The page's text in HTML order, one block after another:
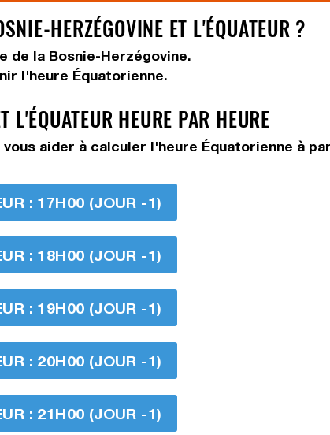
HERZÉGOVINE ET L'ÉQUATEUR ?
de la Bosnie-Herzégovine.
l'heure Équatorienne.
L'ÉQUATEUR HEURE PAR HEURE
aider à calculer l'heure Équatorienne à
: 17H00 (JOUR -1)
: 18H00 (JOUR -1)
: 19H00 (JOUR -1)
: 20H00 (JOUR -1)
: 21H00 (JOUR -1)